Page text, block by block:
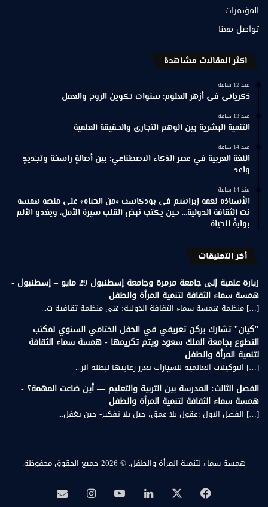
المؤتمرات
تواصل معنا
اكثر المقالات مشاهدة
منذ 12 ساعة
ذكرياتي في أزهر العلوم: سنوات تكوين الروح والعقل
منذ 13 ساعة
التنمية البشرية بين الوهم التجاري والحقيقة العلمية
منذ 14 ساعة
اللغة العربية في عصر الذكاء الاصطناعي: بين أصالةٍ راسخة وتجديدٍ
واعد
منذ 14 ساعة
الأستاذة نعمة إبراهيم في بودكاست «من الحياة» على منصة همسة
نت الثقافة الدولية… حين يكتب نبض القلب سيرة الأمل، ويغدو الألم
بوابةً للحياة
أخر التعليقات
زيارة علمية إلى جامعة مرمرة وجامعة إسطنبول 29 مايو – إسطنبول -
همسة سماء الثقافة لتنمية المرأة والطفل
[…] منظمة همسة سماء الثقافة الدولية: هي منظمة ثقافية ت...
"كيان" تشارك بركن تعريفي في الحفل الختامي السنوي لمكتب
التطوع بجامعة الملك سعود ويتم تكريمها - همسة سماء الثقافة
لتنمية المرأة والطفل
[…] التوكيلات العالمية للسيارات تعزز رعايتها لبطلة الر...
الفصل الثالث: المدرسة بين التربية والتعليم — أين ضاعت المهمة؟ -
همسة سماء الثقافة لتنمية المرأة والطفل
[…] الفصل الاول :عقول بلا عمق، جيل بلا تفكير- حين يغفل...
همسة سماء لتنمية المرأة والطفل. © 2026 جميع الحقوق محفوظة.
فيسبوك لينكدإن‫YouTubeانستقرامبريد